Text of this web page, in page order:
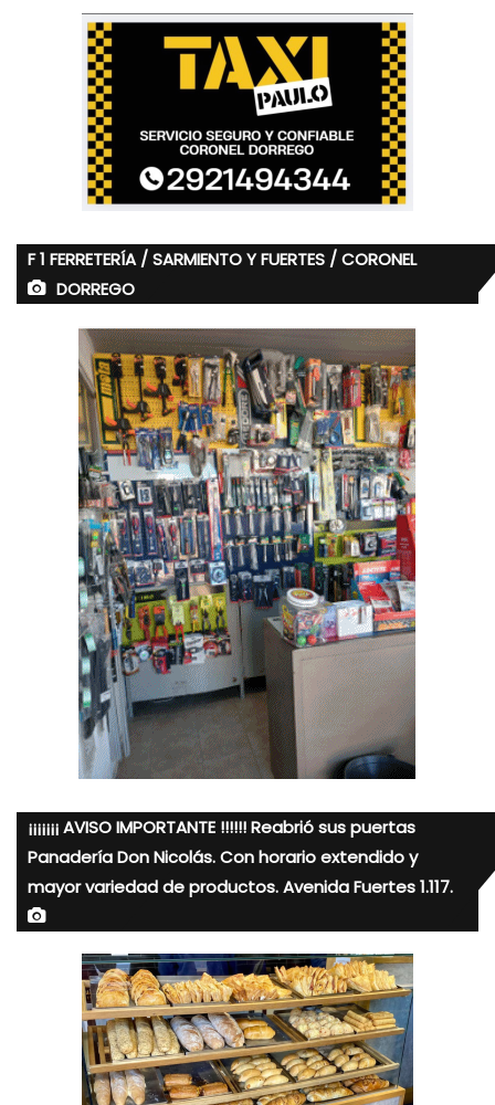
F 1 FERRETERÍA / SARMIENTO Y FUERTES / CORONEL
DORREGO
¡¡¡¡¡¡¡ AVISO IMPORTANTE !!!!!! Reabrió sus puertas
Panadería Don Nicolás. Con horario extendido y
mayor variedad de productos. Avenida Fuertes 1.117.